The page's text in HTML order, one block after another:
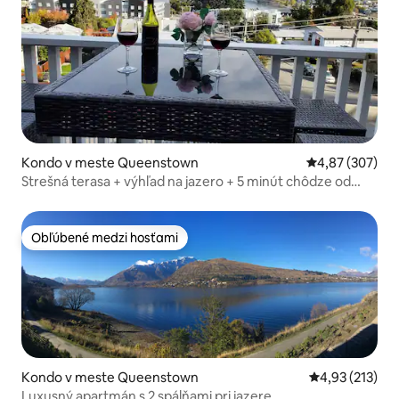
Kondo v meste Queenstown Priemerné
4,87 (307)
Strešná terasa + výhľad na jazero + 5 minút chôdze od
Obľúbené medzi hosťami
Obľúbené medzi hosťami
Kondo v meste Queenstown Priemerné
4,93 (213)
Luxusný apartmán s 2 spálňami pri jazere